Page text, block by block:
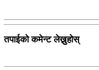
तपाईको कमेन्ट लेख्नुहोस्